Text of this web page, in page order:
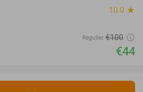
10.0 star
Regulier €100
€44